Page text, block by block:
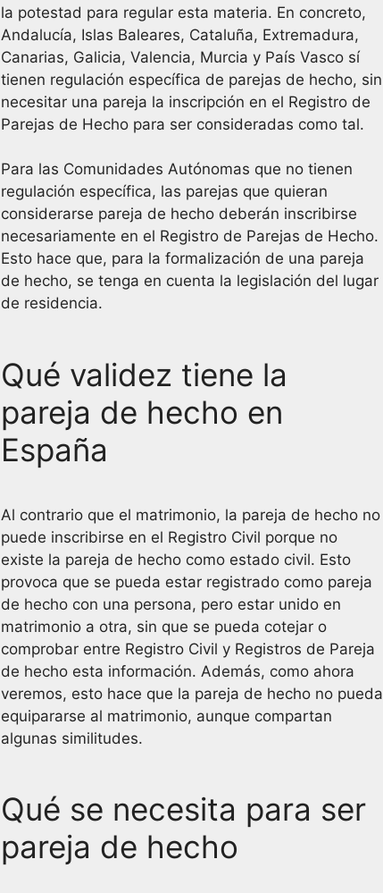
la potestad para regular esta materia. En concreto,
Andalucía, Islas Baleares, Cataluña, Extremadura,
Canarias, Galicia, Valencia, Murcia y País Vasco sí
tienen regulación específica de parejas de hecho, sin
necesitar una pareja la inscripción en el Registro de
Parejas de Hecho para ser consideradas como tal.
Para las Comunidades Autónomas que no tienen
regulación específica, las parejas que quieran
considerarse pareja de hecho deberán inscribirse
necesariamente en el Registro de Parejas de Hecho.
Esto hace que, para la formalización de una pareja
de hecho, se tenga en cuenta la legislación del lugar
de residencia.
Qué validez tiene la
pareja de hecho en
España
Al contrario que el matrimonio, la pareja de hecho no
puede inscribirse en el Registro Civil porque no
existe la pareja de hecho como estado civil. Esto
provoca que se pueda estar registrado como pareja
de hecho con una persona, pero estar unido en
matrimonio a otra, sin que se pueda cotejar o
comprobar entre Registro Civil y Registros de Pareja
de hecho esta información. Además, como ahora
veremos, esto hace que la pareja de hecho no pueda
equipararse al matrimonio, aunque compartan
algunas similitudes.
Qué se necesita para ser
pareja de hecho